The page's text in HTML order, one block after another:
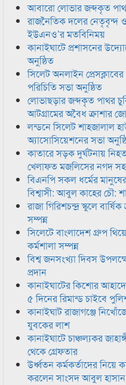
আবারো লোভার জব্দকৃত
রাজনৈতিক দলের নেতৃবৃন্দ
ইউএনও’র মতবিনিময়
কানাইঘাটে প্রশাসনের
অনুষ্ঠিত
সিলেট অনলাইন
পরিচিতি সভা অনুষ্ঠিত
লোভাছড়ার জব্দকৃত পাথর
আটগ্রামের অবৈধ ক্রাশার
লন্ডনে সিলেট শাহজালাল
অ্যাসোসিয়েশনের সভা
কাতারে সড়ক দুর্ঘটনায়
খেলাফত মজলিসের নগদ
বিএনপি সকল ধর্মের
বিশ্বাসী: আবুল কাহের চৌ:
রাজা গিরিশচন্দ্র স্কুলে
সম্পন্ন
সিলেটে বাংলাদেশ গ্রুপ
কর্মশালা সম্পন্ন
বিশ্ব জনসংখ্যা দিবস
প্রদান
কানাইঘাটের কিশোর
৫ দিনের রিমান্ড চাইবে
কানাইঘাট রাজাগঞ্জে
যুবকের লাশ
কানাইঘাটে চাঞ্চল্যকর
থেকে গ্রেফতার
উর্ধ্বতন কর্মকর্তাদের নিয়ে
করলেন সাংসদ আবুল হাসান